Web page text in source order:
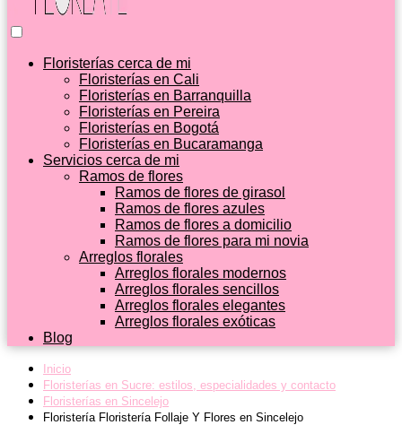
Floristerías cerca de mi
Floristerías en Cali
Floristerías en Barranquilla
Floristerías en Pereira
Floristerías en Bogotá
Floristerías en Bucaramanga
Servicios cerca de mi
Ramos de flores
Ramos de flores de girasol
Ramos de flores azules
Ramos de flores a domicilio
Ramos de flores para mi novia
Arreglos florales
Arreglos florales modernos
Arreglos florales sencillos
Arreglos florales elegantes
Arreglos florales exóticas
Blog
Inicio
Floristerías en Sucre: estilos, especialidades y contacto
Floristerías en Sincelejo
Floristería Floristería Follaje Y Flores en Sincelejo